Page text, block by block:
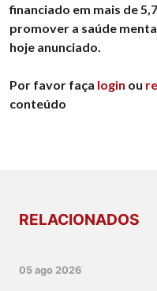
financiado em mais de
promover a saúde
hoje anunciado.
Por favor faça login ou
conteúdo
RELACIONADOS
05 ago 2026